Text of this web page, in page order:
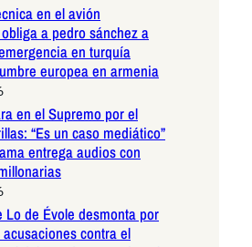
en el avión
a pedro sánchez a
en turquía
europea en armenia
en el Supremo por el
“Es un caso mediático”
entrega audios con
Lo de Évole desmonta por
contra el